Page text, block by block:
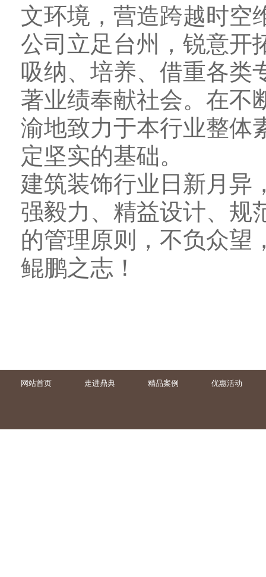
文环境，营造跨越时空
公司立足台州，锐意开
吸纳、培养、借重各类
著业绩奉献社会。在不
渝地致力于本行业整体
定坚实的基础。
建筑装饰行业日新月异
强毅力、精益设计、规
的管理原则，不负众望
鲲鹏之志！
网站首页 走进鼎典 精品案例 优惠活动